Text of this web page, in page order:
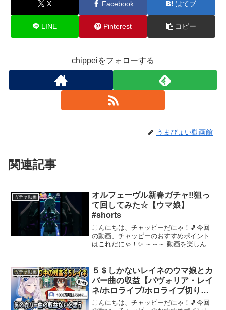
X Facebook はてブ
LINE Pinterest コピー
chippeiをフォローする
うまぴょい動画館
関連記事
ガチャ動画
オルフェーヴル新春ガチャ‼️狙っ
て回してみた☆【ウマ娘】
#shorts
こんにちは、チャッピーだにゃ！🎵今回
の動画、チャッピーのおすすめポイント
はこれだにゃ！✨ ～～～ 動画を楽しんだ
ガチャ動画
５＄しかないレイネのウマ娘とカ
バー曲の収益【パヴォリア・レイ
ネ/ホロライブ/ホロライブ切り抜
き/切り抜き/clip】
こんにちは、チャッピーだにゃ！🎵今回